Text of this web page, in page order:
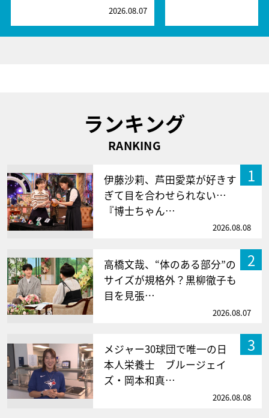
2026.08.07
ランキング
RANKING
1
伊藤沙莉、芦田愛菜が好きす
ぎて目を合わせられない…
『博士ちゃん…
2026.08.08
2
高橋文哉、“体のある部分”の
サイズが規格外？黒柳徹子も
目を見張…
2026.08.07
3
メジャー30球団で唯一の日
本人栄養士 ブルージェイ
ズ・岡本和真…
2026.08.08